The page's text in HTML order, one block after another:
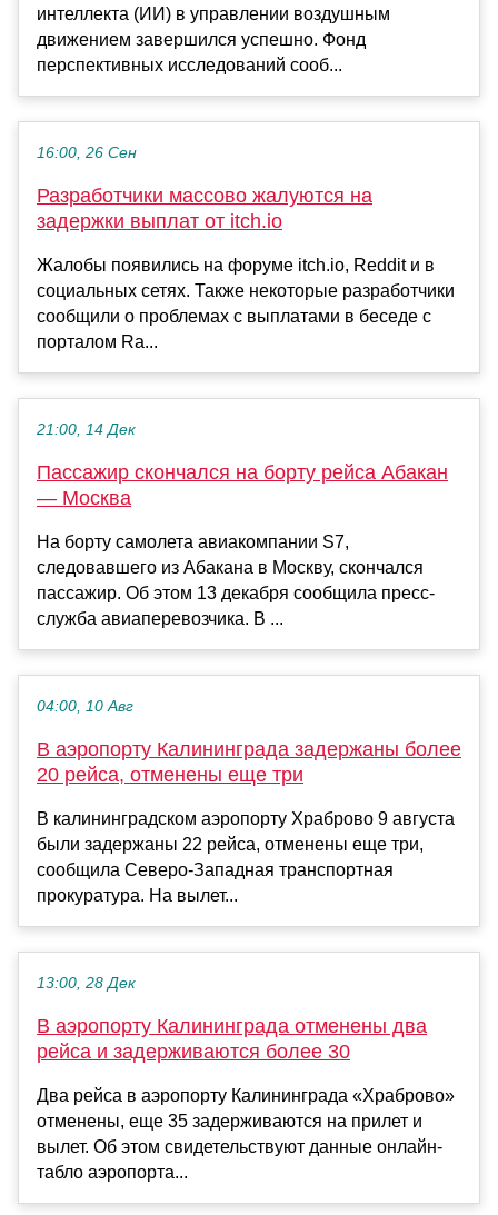
интеллекта (ИИ) в управлении воздушным
движением завершился успешно. Фонд
перспективных исследований сооб...
16:00, 26 Сен
Разработчики массово жалуются на
задержки выплат от itch.io
Жалобы появились на форуме itch.io, Reddit и в
социальных сетях. Также некоторые разработчики
сообщили о проблемах с выплатами в беседе с
порталом Ra...
21:00, 14 Дек
Пассажир скончался на борту рейса Абакан
— Москва
На борту самолета авиакомпании S7,
следовавшего из Абакана в Москву, скончался
пассажир. Об этом 13 декабря сообщила пресс-
служба авиаперевозчика. В ...
04:00, 10 Авг
В аэропорту Калининграда задержаны более
20 рейса, отменены еще три
В калининградском аэропорту Храброво 9 августа
были задержаны 22 рейса, отменены еще три,
сообщила Северо-Западная транспортная
прокуратура. На вылет...
13:00, 28 Дек
В аэропорту Калининграда отменены два
рейса и задерживаются более 30
Два рейса в аэропорту Калининграда «Храброво»
отменены, еще 35 задерживаются на прилет и
вылет. Об этом свидетельствуют данные онлайн-
табло аэропорта...